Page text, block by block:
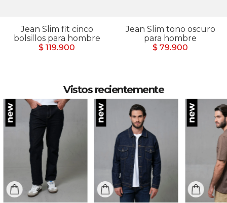
Jean Slim fit cinco
bolsillos para hombre
$ 119.900
Jean Slim tono oscuro
para hombre
$ 79.900
Vistos recientemente